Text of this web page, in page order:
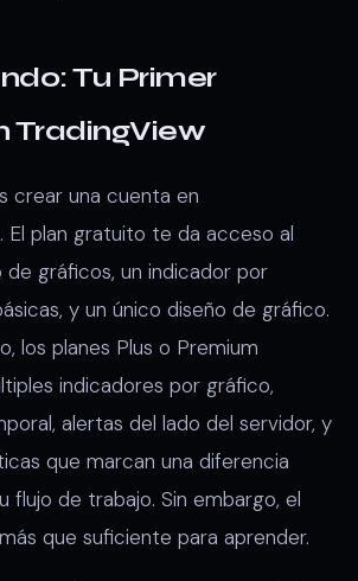
Tu Primer
TradingView
crear una cuenta en
El plan gratuito te da acceso al
gráficos, un indicador por
y un único diseño de gráfico.
los planes Plus o Premium
indicadores por gráfico,
alertas del lado del servidor, y
que marcan una diferencia
flujo de trabajo. Sin embargo, el
que suficiente para aprender.